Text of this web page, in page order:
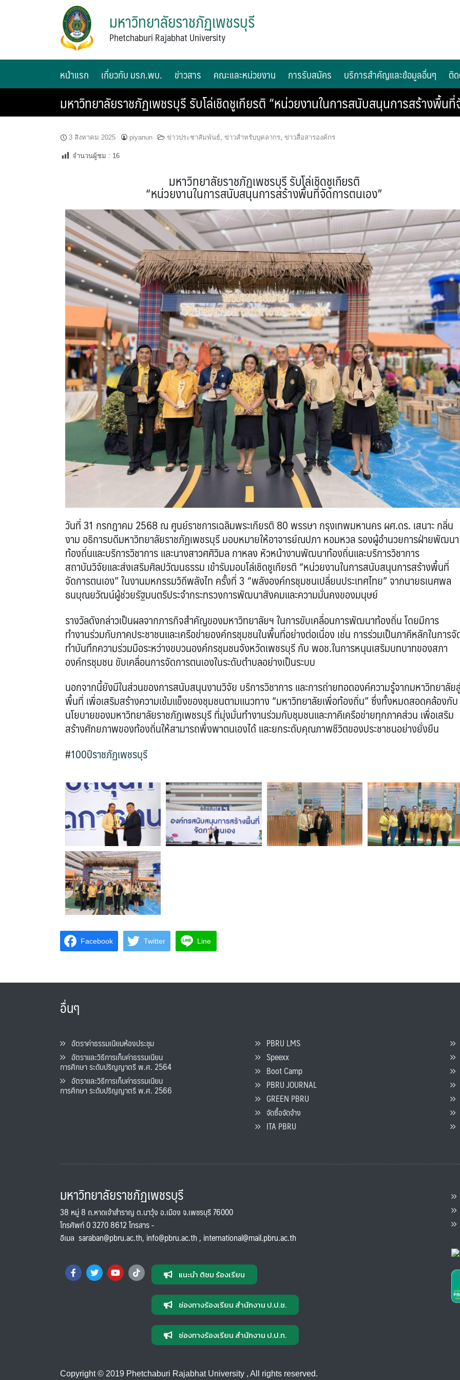
มหาวิทยาลัยราชภัฏเพชรบุรี
Phetchaburi Rajabhat University
หน้าแรก เกี่ยวกับ มรภ.พบ. ข่าวสาร คณะและหน่วยงาน การรับสมัคร บริการสำคัญและข้อมูลอื่นๆ ติ
มหาวิทยาลัยราชภัฏเพชรบุรี รับโล่เชิดชูเกียรติ “หน่วยงานในการสนับสนุนการสร้างพื้น
3 สิงหาคม 2025 piyanun ข่าวประชาสัมพันธ์, ข่าวสำหรับบุคลากร, ข่าวสื่อสารองค์กร
จำนวนผู้ชม : 16
มหาวิทยาลัยราชภัฏเพชรบุรี รับโล่เชิดชูเกียรติ
“หน่วยงานในการสนับสนุนการสร้างพื้นที่จัดการตนเอง”
วันที่ 31 กรกฎาคม 2568 ณ ศูนย์ราชการเฉลิมพระเกียรติ 80 พรรษา กรุงเทพมหานคร ผศ.ดร. เสนาะ กลิ่น
งาม อธิการบดีมหาวิทยาลัยราชภัฏเพชรบุรี มอบหมายให้อาจารย์ณปภา หอมหวล รองผู้อำนวยการฝ่ายพัฒนา
ท้องถิ่นและบริการวิชาการ และนางสาวศศิวิมล กาหลง หัวหน้างานพัฒนาท้องถิ่นและบริการวิชาการ
สถาบันวิจัยและส่งเสริมศิลปวัฒนธรรม เข้ารับมอบโล่เชิดชูเกียรติ “หน่วยงานในการสนับสนุนการสร้างพื้นที่
จัดการตนเอง” ในงานมหกรรมวิถีพลังไท ครั้งที่ 3 “พลังองค์กรชุมชนเปลี่ยนประเทศไทย” จากนายธเนศพล
ธนบุณยวัฒน์ผู้ช่วยรัฐมนตรีประจำกระทรวงการพัฒนาสังคมและความมั่นคงของมนุษย์
รางวัลดังกล่าวเป็นผลจากภารกิจสำคัญของมหาวิทยาลัยฯ ในการขับเคลื่อนการพัฒนาท้องถิ่น โดยมีการ
ทำงานร่วมกับภาคประชาชนและเครือข่ายองค์กรชุมชนในพื้นที่อย่างต่อเนื่อง เช่น การร่วมเป็นภาคีหลักในการ
ทำบันทึกความร่วมมือระหว่างขบวนองค์กรชุมชนจังหวัดเพชรบุรี กับ พอช.ในการหนุนเสริมบทบาทของสภา
องค์กรชุมชน ขับเคลื่อนการจัดการตนเองในระดับตำบลอย่างเป็นระบบ
นอกจากนี้ยังมีในส่วนของการสนับสนุนงานวิจัย บริการวิชาการ และการถ่ายทอดองค์ความรู้จากมหาวิทยาลัย
พื้นที่ เพื่อเสริมสร้างความเข้มแข็งของชุมชนตามแนวทาง “มหาวิทยาลัยเพื่อท้องถิ่น” ซึ่งทั้งหมดสอดคล้องกับ
นโยบายของมหาวิทยาลัยราชภัฏเพชรบุรี ที่มุ่งมั่นทำงานร่วมกับชุมชนและภาคีเครือข่ายทุกภาคส่วน เพื่อเสริม
สร้างศักยภาพของท้องถิ่นให้สามารถพึ่งพาตนเองได้ และยกระดับคุณภาพชีวิตของประชาชนอย่างยั่งยืน
#100ปีราชภัฏเพชรบุรี
Facebook Twitter Line
อื่นๆ
อัตราค่าธรรมเนียมห้องประชุม
อัตราและวิธีการเก็บค่าธรรมเนียน
การศึกษา ระดับปริญญาตรี พ.ศ. 2564
อัตราและวิธีการเก็บค่าธรรมเนียน
การศึกษา ระดับปริญญาตรี พ.ศ. 2566
PBRU LMS
Speexx
Boot Camp
PBRU JOURNAL
GREEN PBRU
จัดซื้อจัดจ้าง
ITA PBRU
มหาวิทยาลัยราชภัฏเพชรบุรี
38 หมู่ 8 ถ.หาดเจ้าสำราญ ต.นาวุ้ง อ.เมือง จ.เพชรบุรี 76000
โทรศัพท์ 0 3270 8612 โทรสาร -
อีเมล saraban@pbru.ac.th, info@pbru.ac.th, international@mail.pbru.ac.th
แนะนำ ติชม ร้องเรียน
ช่องทางร้องเรียน สำนักงาน ป.ป.ช.
ช่องทางร้องเรียน สำนักงาน ป.ป.ท.
Copyright © 2019 Phetchaburi Rajabhat University , All rights reserved.